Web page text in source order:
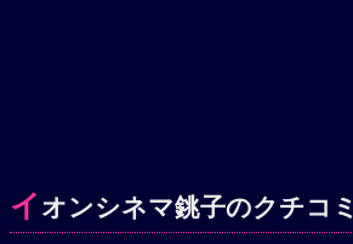
イ オンシネマ銚子のクチコミ